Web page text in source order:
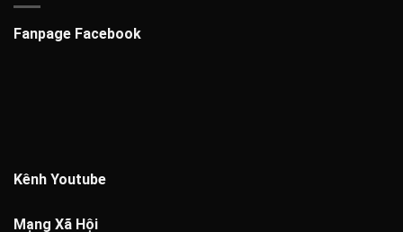
Fanpage Facebook
Kênh Youtube
Mạng Xã Hội